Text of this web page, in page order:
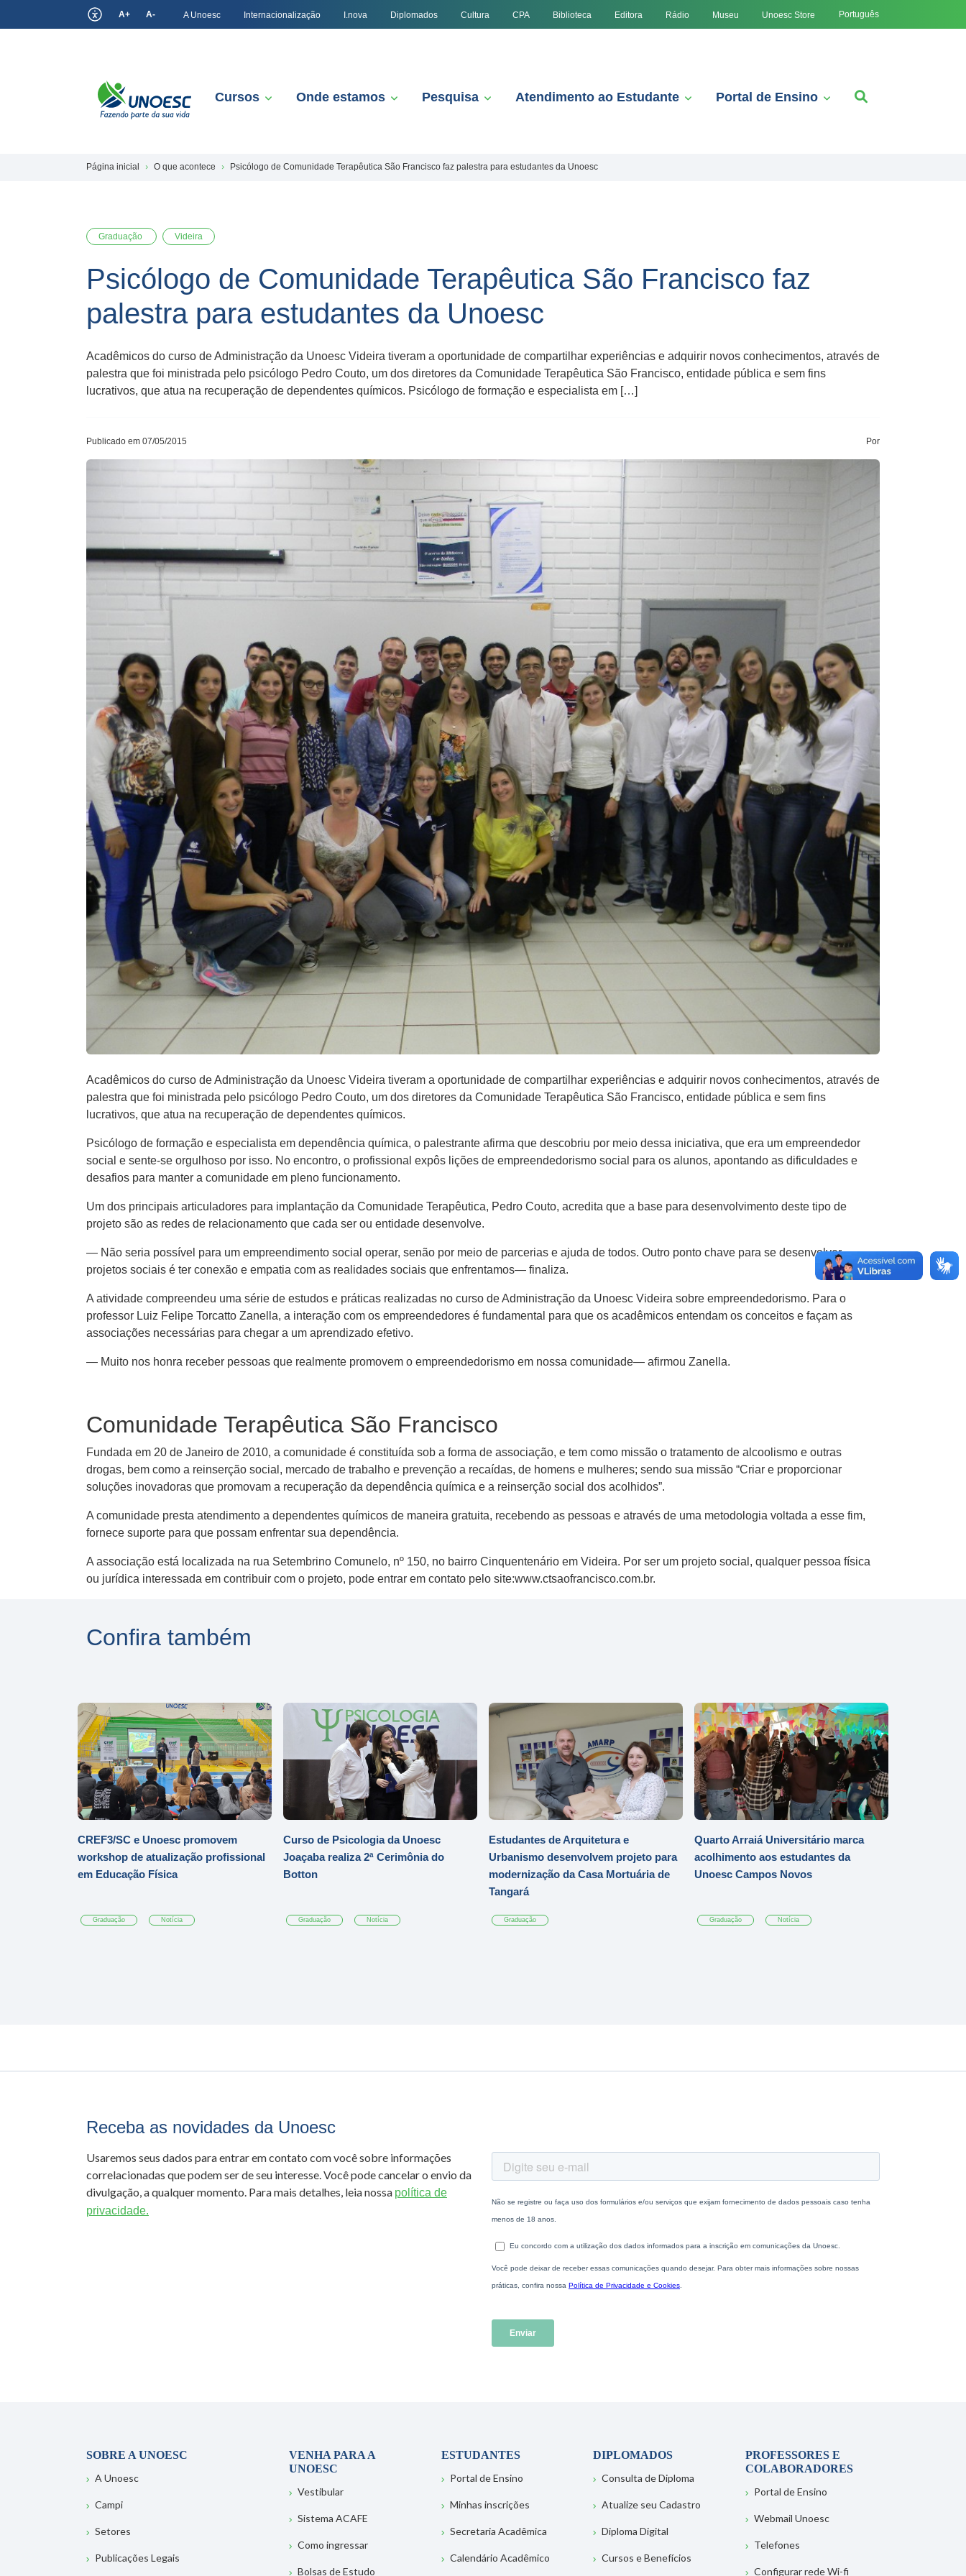
A+ A- A Unoesc Internacionalização I.nova Diplomados Cultura CPA Biblioteca Editora Rádio Museu Unoesc Store Português
Cursos Onde estamos Pesquisa Atendimento ao Estudante Portal de Ensino
Página inicial O que acontece Psicólogo de Comunidade Terapêutica São Francisco faz palestra para estudantes da Unoesc
Graduação Videira
Psicólogo de Comunidade Terapêutica São Francisco faz
palestra para estudantes da Unoesc
Acadêmicos do curso de Administração da Unoesc Videira tiveram a oportunidade de compartilhar experiências e adquirir novos conhecimentos, através de
palestra que foi ministrada pelo psicólogo Pedro Couto, um dos diretores da Comunidade Terapêutica São Francisco, entidade pública e sem fins
lucrativos, que atua na recuperação de dependentes químicos. Psicólogo de formação e especialista em […]
Publicado em 07/05/2015 Por
Acadêmicos do curso de Administração da Unoesc Videira tiveram a oportunidade de compartilhar experiências e adquirir novos conhecimentos, através de
palestra que foi ministrada pelo psicólogo Pedro Couto, um dos diretores da Comunidade Terapêutica São Francisco, entidade pública e sem fins
lucrativos, que atua na recuperação de dependentes químicos.
Psicólogo de formação e especialista em dependência química, o palestrante afirma que descobriu por meio dessa iniciativa, que era um empreendedor
social e sente-se orgulhoso por isso. No encontro, o profissional expôs lições de empreendedorismo social para os alunos, apontando as dificuldades e
desafios para manter a comunidade em pleno funcionamento.
Um dos principais articuladores para implantação da Comunidade Terapêutica, Pedro Couto, acredita que a base para desenvolvimento deste tipo de
projeto são as redes de relacionamento que cada ser ou entidade desenvolve.
— Não seria possível para um empreendimento social operar, senão por meio de parcerias e ajuda de todos. Outro ponto chave para se desenvolver
projetos sociais é ter conexão e empatia com as realidades sociais que enfrentamos— finaliza.
A atividade compreendeu uma série de estudos e práticas realizadas no curso de Administração da Unoesc Videira sobre empreendedorismo. Para o
professor Luiz Felipe Torcatto Zanella, a interação com os empreendedores é fundamental para que os acadêmicos entendam os conceitos e façam as
associações necessárias para chegar a um aprendizado efetivo.
— Muito nos honra receber pessoas que realmente promovem o empreendedorismo em nossa comunidade— afirmou Zanella.
Comunidade Terapêutica São Francisco
Fundada em 20 de Janeiro de 2010, a comunidade é constituída sob a forma de associação, e tem como missão o tratamento de alcoolismo e outras
drogas, bem como a reinserção social, mercado de trabalho e prevenção a recaídas, de homens e mulheres; sendo sua missão “Criar e proporcionar
soluções inovadoras que promovam a recuperação da dependência química e a reinserção social dos acolhidos”.
A comunidade presta atendimento a dependentes químicos de maneira gratuita, recebendo as pessoas e através de uma metodologia voltada a esse fim,
fornece suporte para que possam enfrentar sua dependência.
A associação está localizada na rua Setembrino Comunelo, nº 150, no bairro Cinquentenário em Videira. Por ser um projeto social, qualquer pessoa física
ou jurídica interessada em contribuir com o projeto, pode entrar em contato pelo site:www.ctsaofrancisco.com.br.
Confira também
CREF3/SC e Unoesc promovem
workshop de atualização profissional
em Educação Física
Graduação Notícia
Curso de Psicologia da Unoesc
Joaçaba realiza 2ª Cerimônia do
Botton
Graduação Notícia
Estudantes de Arquitetura e
Urbanismo desenvolvem projeto para
modernização da Casa Mortuária de
Tangará
Graduação
Quarto Arraiá Universitário marca
acolhimento aos estudantes da
Unoesc Campos Novos
Graduação Notícia
Receba as novidades da Unoesc
Usaremos seus dados para entrar em contato com você sobre informações
correlacionadas que podem ser de seu interesse. Você pode cancelar o envio da
divulgação, a qualquer momento. Para mais detalhes, leia nossa política de
privacidade.
SOBRE A UNOESC
A Unoesc
Campi
Setores
Publicações Legais
VENHA PARA A
UNOESC
Vestibular
Sistema ACAFE
Como ingressar
Bolsas de Estudo
ESTUDANTES
Portal de Ensino
Minhas inscrições
Secretaria Acadêmica
Calendário Acadêmico
DIPLOMADOS
Consulta de Diploma
Atualize seu Cadastro
Diploma Digital
Cursos e Benefícios
PROFESSORES E
COLABORADORES
Portal de Ensino
Webmail Unoesc
Telefones
Configurar rede Wi-fi